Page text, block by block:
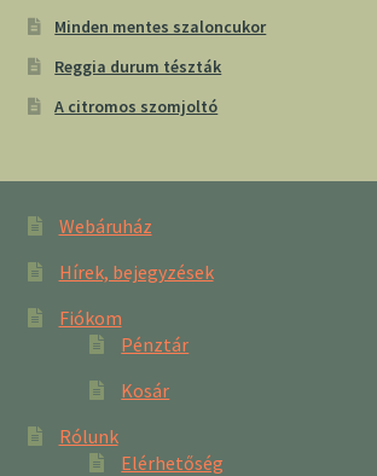
Minden mentes szaloncukor
Reggia durum tészták
A citromos szomjoltó
Webáruház
Hírek, bejegyzések
Fiókom
Pénztár
Kosár
Rólunk
Elérhetőség